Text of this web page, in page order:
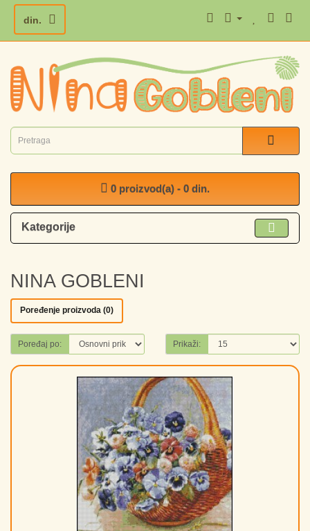
din.
0 proizvod(a) - 0 din.
Kategorije
NINA GOBLENI
Poređenje proizvoda (0)
Poređaj po: Prikaži: